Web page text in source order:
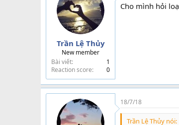
Trần Lệ Thủy
New member
Bài viết
1
Reaction score
0
Cho mình hỏi
18/7/18
Trần Lệ Thủy nói: